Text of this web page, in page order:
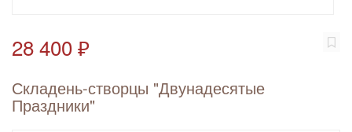
28 400 ₽
Складень-створцы "Двунадесятые
Праздники"